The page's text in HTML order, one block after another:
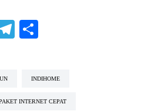
Telegram
INDIHOME
PAKET INTERNET CEPAT